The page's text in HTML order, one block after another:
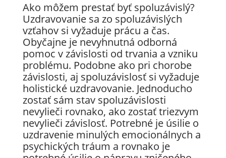
Ako môžem prestať byť spoluzávislý?
Uzdravovanie sa zo spoluzávislých
vzťahov si vyžaduje prácu a čas.
Obyčajne je nevyhnutná odborná
pomoc v závislosti od trvania a vzniku
problému. Podobne ako pri chorobe
závislosti, aj spoluzávislosť si vyžaduje
holistické uzdravovanie. Jednoducho
zostať sám stav spoluzávislosti
nevylieči rovnako, ako zostať triezvym
nevylieči závislosť. Potrebné je úsilie o
uzdravenie minulých emocionálnych a
psychických tráum a rovnako je